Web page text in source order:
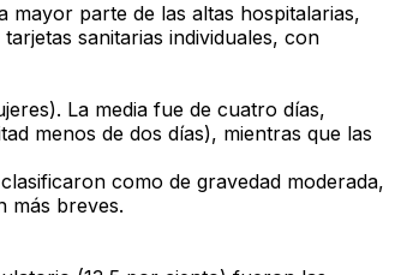
parte de las altas hospitalarias,
sanitarias individuales, con
La media fue de cuatro días,
menos de dos días), mientras que las
como de gravedad moderada,
más breves.